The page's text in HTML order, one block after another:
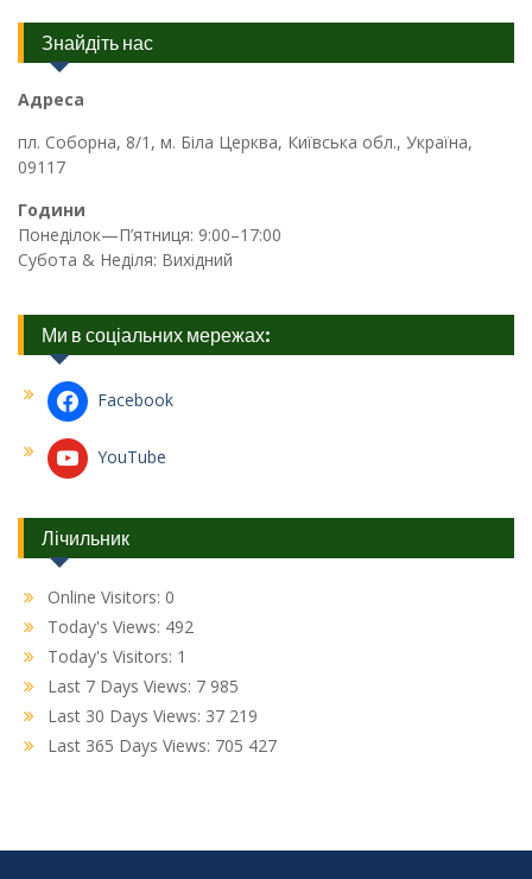
Знайдіть нас
Адреса
пл. Соборна, 8/1, м. Біла Церква, Київська обл., Україна,
09117
Години
Понеділок—П’ятниця: 9:00–17:00
Субота & Неділя: Вихідний
Ми в соціальних мережах:
Facebook
YouTube
Лічильник
Online Visitors: 0
Today's Views: 492
Today's Visitors: 1
Last 7 Days Views: 7 985
Last 30 Days Views: 37 219
Last 365 Days Views: 705 427